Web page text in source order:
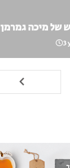
של מיכה גמרמן
3